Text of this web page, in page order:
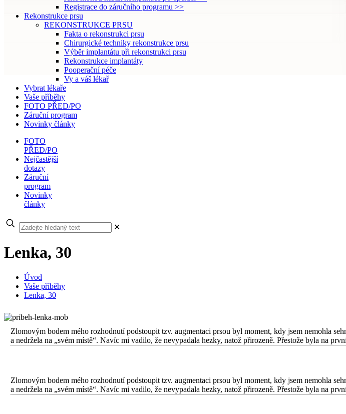
Registrace do záručního programu >>
Rekonstrukce prsu
REKONSTRUKCE PRSU
Fakta o rekonstrukci prsu
Chirurgické techniky rekonstrukce prsu
Výběr implantátu při rekonstrukci prsu
Rekonstrukce implantáty
Pooperační péče
Vy a váš lékař
Vybrat lékaře
Vaše příběhy
FOTO PŘED/PO
Záruční program
Novinky články
FOTO
PŘED/PO
Nejčastější
dotazy
Záruční
program
Novinky
články
✕
Lenka, 30
Úvod
Vaše příběhy
Lenka, 30
Zlomovým bodem mého rozhodnutí podstoupit tzv. augmentaci prsou byl moment, kdy jsem nemohla
a nedržela na „svém místě“. Navíc mi vadilo, že nevypadala hezky, natož přirozeně. Přestože byla na
Zlomovým bodem mého rozhodnutí podstoupit tzv. augmentaci prsou byl moment, kdy jsem nemohla
a nedržela na „svém místě“. Navíc mi vadilo, že nevypadala hezky, natož přirozeně. Přestože byla na